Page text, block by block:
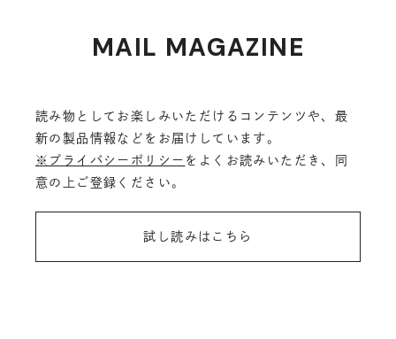
MAIL MAGAZINE
読み物としてお楽しみいただけるコンテンツや、最
新の製品情報などをお届けしています。
※プライバシーポリシー をよくお読みいただき、同
意の上ご登録ください。
試し読みはこちら